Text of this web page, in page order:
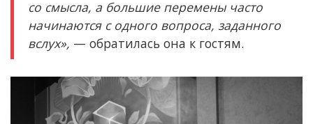
со смысла, а большие перемены часто
начинаются с одного вопроса, заданного
вслух», — обратилась она к гостям.